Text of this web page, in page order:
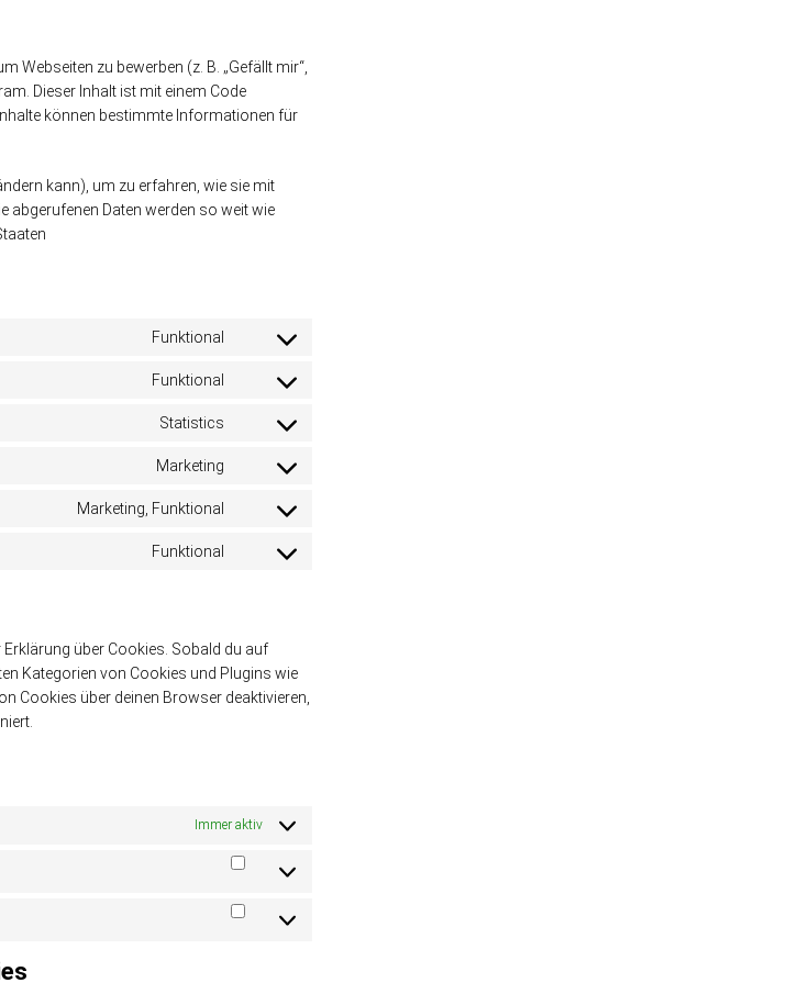
Webseiten zu bewerben (z. B. „Gefällt mir“,
Dieser Inhalt ist mit einem Code
können bestimmte Informationen für
kann), um zu erfahren, wie sie mit
abgerufenen Daten werden so weit wie
Funktional
Consent
complianz
Funktional
Consent
wordpress
Statistics
Consent
google-
Marketing
Consent
google-
Marketing, Funktional
Consent
facebook
Funktional
Consent
über Cookies. Sobald du auf
Kategorien von Cookies und Plugins wie
Cookies über deinen Browser deaktivieren,
Immer aktiv
Statistiken
Marketing